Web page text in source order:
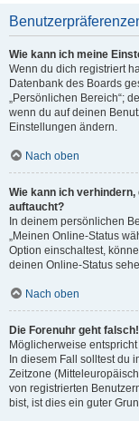
Wie kann ich meine
Wenn du dich registriert
Datenbank des Boards
„Persönlichen Bereich“;
wenn du auf deinen
Einstellungen ändern.
Nach oben
Wie kann ich
auftaucht?
In deinem persönlichen
„Meinen Online-Status
Option einschaltest,
deinen Online-Status
Nach oben
Die Forenuhr geht falsch!
Möglicherweise
In diesem Fall solltest du
Zeitzone
von registrierten
bist, ist dies ein guter